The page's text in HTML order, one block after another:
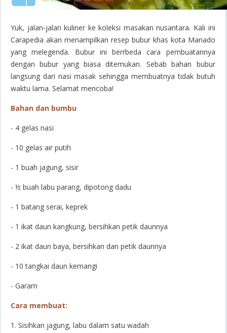
Yuk, jalan-jalan kuliner ke koleksi masakan nusantara. Kali ini
Carapedia akan menampilkan resep bubur khas kota Manado
yang melegenda. Bubur ini berrbeda cara pembuatannya
dengan bubur yang biasa ditemukan. Sebab bahan bubur
langsung dari nasi masak sehingga membuatnya tidak butuh
waktu lama. Selamat mencoba!
Bahan dan bumbu
- 4 gelas nasi
- 10 gelas air putih
- 1 buah jagung, sisir
- ½ buah labu parang, dipotong dadu
- 1 batang serai, keprek
- 1 ikat daun kangkung, bersihkan petik daunnya
- 2 ikat daun baya, bersihkan dan petik daunnya
- 10 tangkai daun kemangi
- Garam
Cara membuat:
1. Sisihkan jagung, labu dalam satu wadah